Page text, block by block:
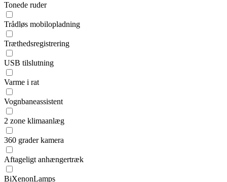
Tonede ruder
Trådløs mobilopladning
Træthedsregistrering
USB tilslutning
Varme i rat
Vognbaneassistent
2 zone klimaanlæg
360 grader kamera
Aftageligt anhængertræk
BiXenonLamps